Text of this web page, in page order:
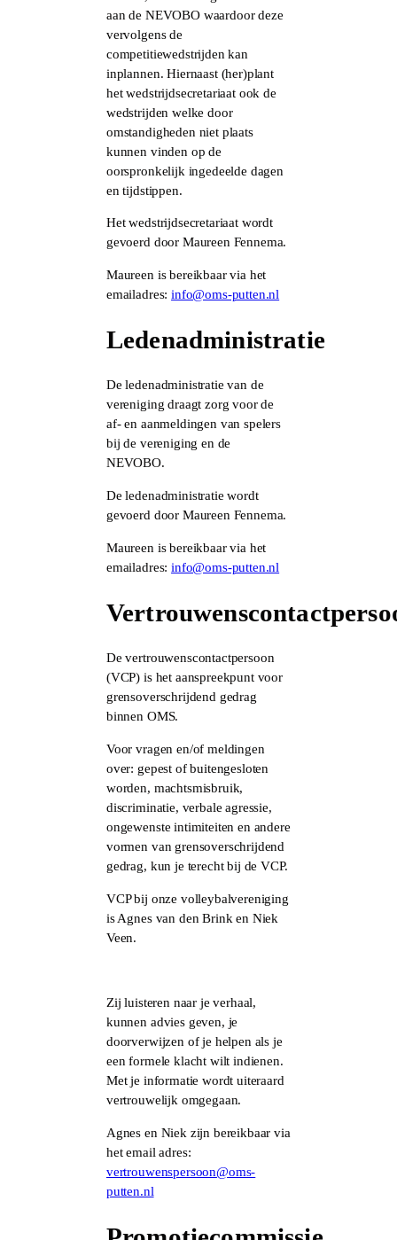
aan de NEVOBO waardoor deze
vervolgens de
competitiewedstrijden kan
inplannen. Hiernaast (her)plant
het wedstrijdsecretariaat ook de
wedstrijden welke door
omstandigheden niet plaats
kunnen vinden op de
oorspronkelijk ingedeelde dagen
en tijdstippen.
Het wedstrijdsecretariaat wordt
gevoerd door Maureen Fennema.
Maureen is bereikbaar via het
emailadres:info@oms-putten.nl
Ledenadministratie
De ledenadministratie van de
vereniging draagt zorg voor de
af- en aanmeldingen van spelers
bij de vereniging en de
NEVOBO.
De ledenadministratie wordt
gevoerd door Maureen Fennema.
Maureen is bereikbaar via het
emailadres:info@oms-putten.nl
De vertrouwenscontactpersoon
(VCP) is het aanspreekpunt voor
grensoverschrijdend gedrag
binnen OMS.
Voor vragen en/of meldingen
over: gepest of buitengesloten
worden, machtsmisbruik,
discriminatie, verbale agressie,
ongewenste intimiteiten en andere
vormen van grensoverschrijdend
gedrag, kun je terecht bij de VCP.
VCP bij onze volleybalvereniging
is Agnes van den Brink en Niek
Veen.
Zij luisteren naar je verhaal,
kunnen advies geven, je
doorverwijzen of je helpen als je
een formele klacht wilt indienen.
Met je informatie wordt uiteraard
vertrouwelijk omgegaan.
Agnes en Niek zijn bereikbaar via
het email adres:
vertrouwenspersoon@oms-
putten.nl